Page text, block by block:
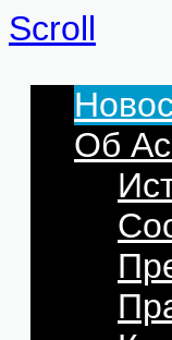
Scroll
Об